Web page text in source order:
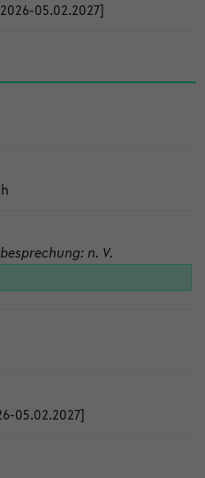
05.02.2027]
n. V.
05.02.2027]